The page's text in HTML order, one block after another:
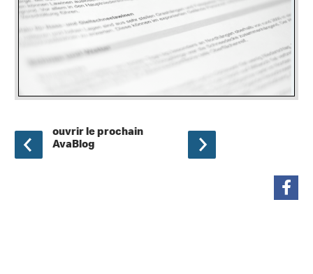
ouvrir le prochain
AvaBlog